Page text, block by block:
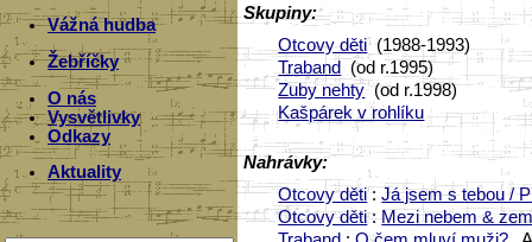
Vážná hudba
Žebříčky
O nás
Vysvětlivky
Odkazy
Aktuality
Skupiny:
Otcovy děti(1988-1993)
Traband
(od r.1995)
Zuby nehty(od r.1998)
Kašpárek v rohlíku
Nahrávky:
Otcovy děti:Já jsem s tebou /
Otcovy děti:Mezi nebem &